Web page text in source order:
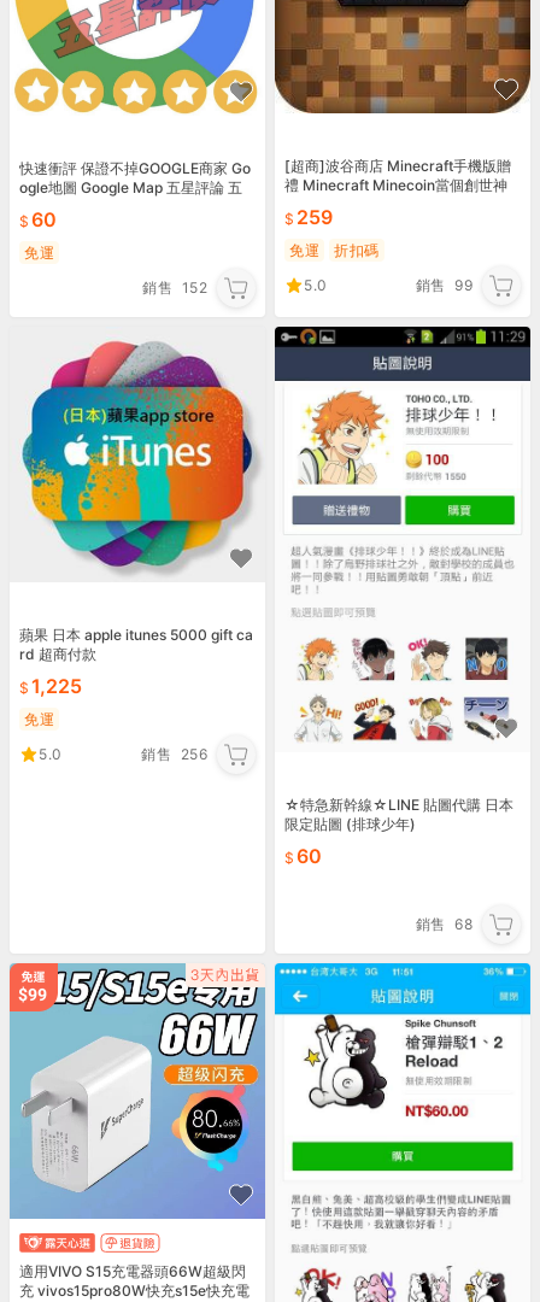
快速衝評 保證不掉GOOGLE商家 Go
ogle地圖 Google Map 五星評論 五
60
免運
銷售 152
[超商]波谷商店 Minecraft手機版贈
禮 Minecraft Minecoin當個創世神
259
免運
折扣碼
5.0
銷售 99
蘋果 日本 apple itunes 5000 gift ca
rd 超商付款
1,225
免運
5.0
銷售 256
☆特急新幹線☆LINE 貼圖代購 日本
限定貼圖 (排球少年)
60
銷售 68
適用VIVO S15充電器頭66W超級閃
充 vivos15pro80W快充s15e快充電